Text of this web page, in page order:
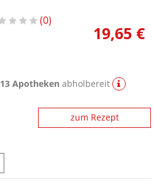
0
19,65 €
13 Apotheken abholbereit
zum Rezept